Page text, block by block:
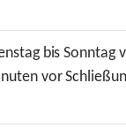
bis Sonntag
vor